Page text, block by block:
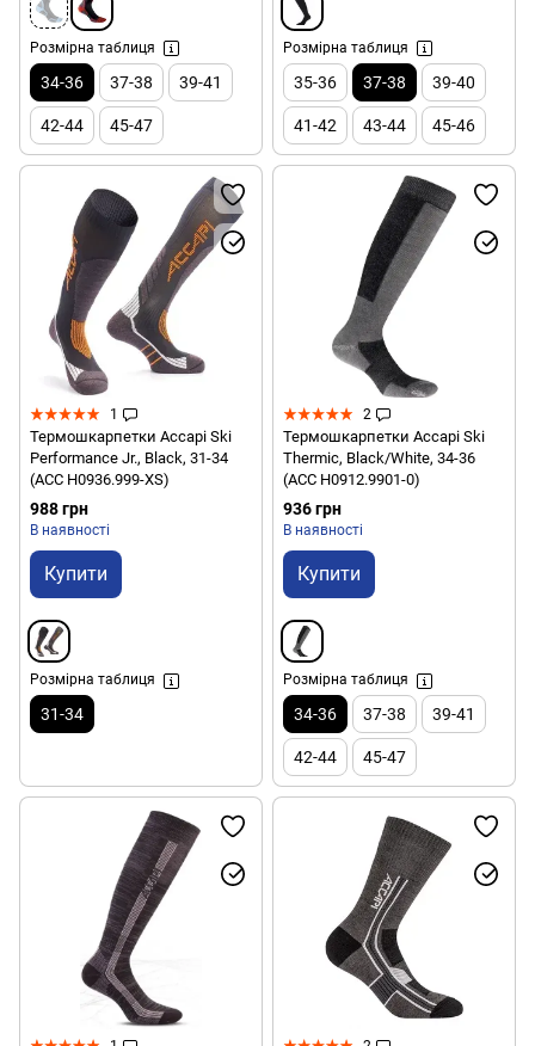
Розмірна таблиця
34-36 37-38 39-41
42-44 45-47
Розмірна таблиця
35-36 37-38 39-40
41-42 43-44 45-46
1
Термошкарпетки Accapi Ski
Performance Jr., Black, 31-34
(ACC H0936.999-XS)
988 грн
В наявності
Купити
Розмірна таблиця
31-34
2
Термошкарпетки Accapi Ski
Thermic, Black/White, 34-36
(ACC H0912.9901-0)
936 грн
В наявності
Купити
Розмірна таблиця
34-36 37-38 39-41
42-44 45-47